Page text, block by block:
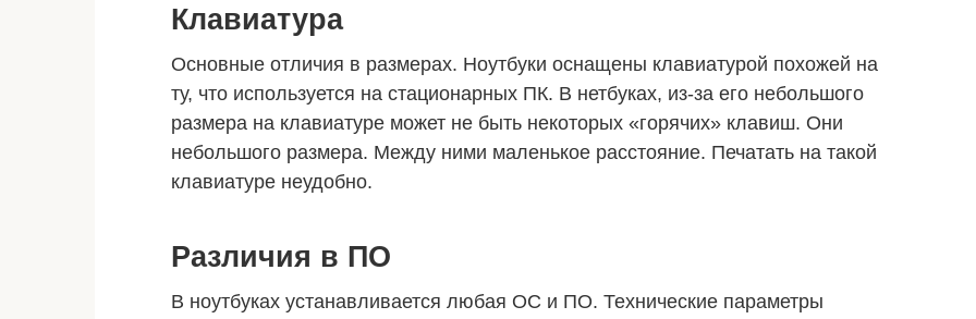
Клавиатура
Основные отличия в размерах. Ноутбуки оснащены клавиатурой похожей на
ту, что используется на стационарных ПК. В нетбуках, из-за его небольшого
размера на клавиатуре может не быть некоторых «горячих» клавиш. Они
небольшого размера. Между ними маленькое расстояние. Печатать на такой
клавиатуре неудобно.
Различия в ПО
В ноутбуках устанавливается любая ОС и ПО. Технические параметры